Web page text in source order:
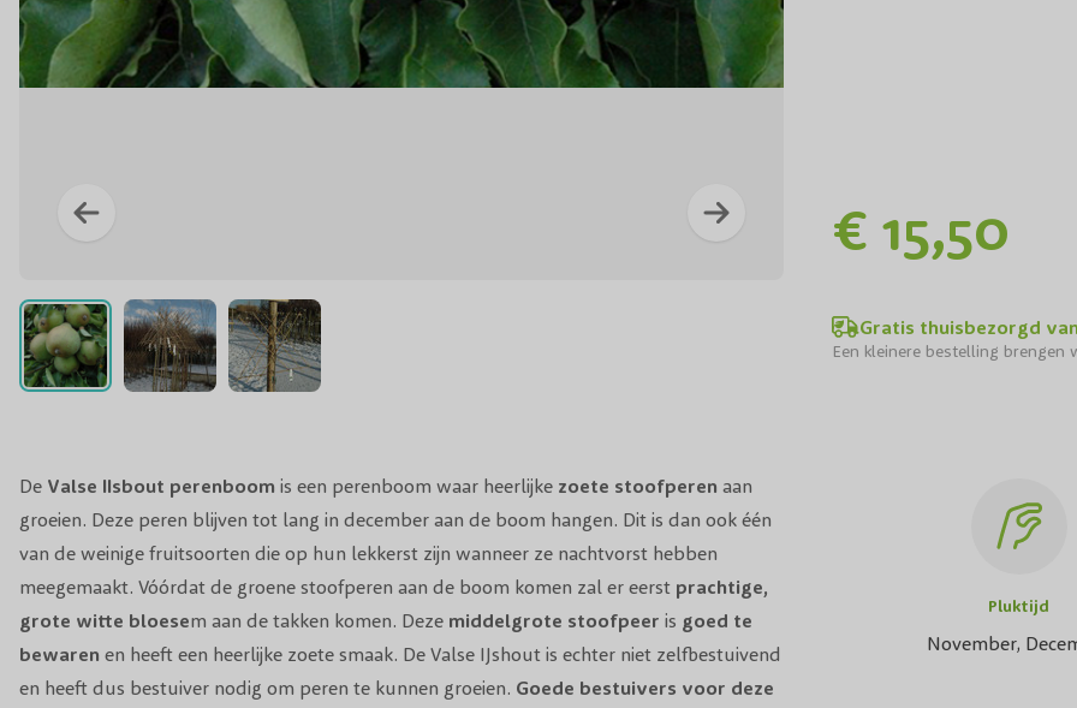
€ 15,50
Gratis thuisbezorgd
Een kleinere bestelling brengen
De Valse IIsbout perenboom is een perenboom waar heerlijke zoete stoofperen aan
groeien. Deze peren blijven tot lang in december aan de boom hangen. Dit is dan ook één
van de weinige fruitsoorten die op hun lekkerst zijn wanneer ze nachtvorst hebben
meegemaakt. Vóórdat de groene stoofperen aan de boom komen zal er eerst prachtige,
grote witte bloesem aan de takken komen. Deze middelgrote stoofpeer is goed te
bewaren en heeft een heerlijke zoete smaak. De Valse IJshout is echter niet zelfbestuivend
en heeft dus bestuiver nodig om peren te kunnen groeien. Goede bestuivers voor deze
Pluktijd
November,